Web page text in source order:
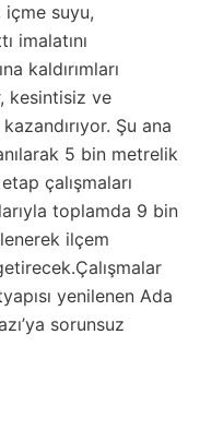
içme suyu,
imalatını
kaldırımları
kesintisiz ve
Şu ana
5 bin metrelik
çalışmaları
toplamda 9 bin
ilçem
yenilenen Ada
sorunsuz